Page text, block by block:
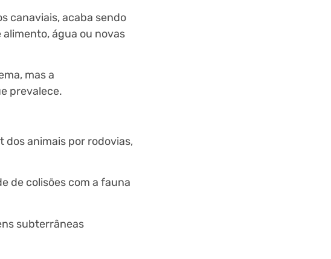
canaviais, acaba sendo
água ou novas
mas a
prevalece.
dos animais por rodovias,
de colisões com a fauna
subterrâneas